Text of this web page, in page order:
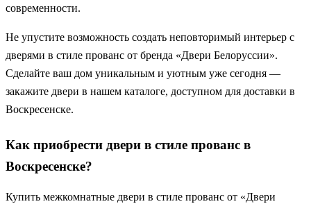
современности.
Не упустите возможность создать неповторимый интерьер с
дверями в стиле прованс от бренда «Двери Белоруссии».
Сделайте ваш дом уникальным и уютным уже сегодня —
закажите двери в нашем каталоге, доступном для доставки в
Воскресенске.
Как приобрести двери в стиле прованс в
Воскресенске?
Купить межкомнатные двери в стиле прованс от «Двери